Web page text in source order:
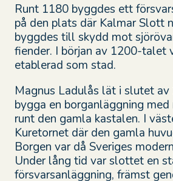
Runt 1180 byggdes ett
på den plats där Kalmar Slott
byggdes till skydd mot
fiender. I början av 1200-talet
etablerad som stad.
Magnus Ladulås lät i slutet
bygga en borganläggning
runt den gamla kastalen. I
Kuretornet där den gamla
Borgen var då Sveriges
Under lång tid var slottet en
försvarsanläggning, främst